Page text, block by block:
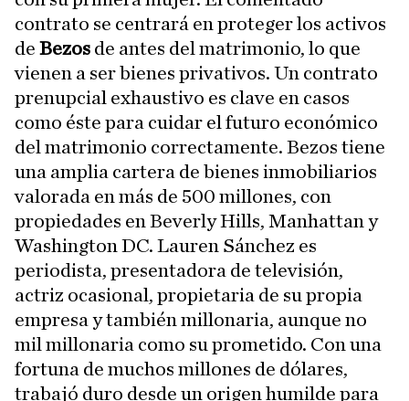
contrato se centrará en proteger los activos
de Bezos de antes del matrimonio, lo que
vienen a ser bienes privativos. Un contrato
prenupcial exhaustivo es clave en casos
como éste para cuidar el futuro económico
del matrimonio correctamente. Bezos tiene
una amplia cartera de bienes inmobiliarios
valorada en más de 500 millones, con
propiedades en Beverly Hills, Manhattan y
Washington DC. Lauren Sánchez es
periodista, presentadora de televisión,
actriz ocasional, propietaria de su propia
empresa y también millonaria, aunque no
mil millonaria como su prometido. Con una
fortuna de muchos millones de dólares,
trabajó duro desde un origen humilde para